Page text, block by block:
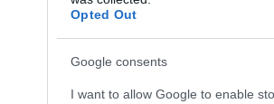
Opted Out
Google consents
I want to allow Google to enable